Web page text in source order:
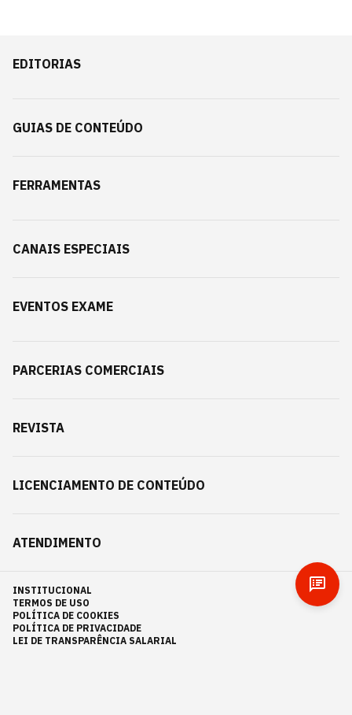
EDITORIAS
GUIAS DE CONTEÚDO
FERRAMENTAS
CANAIS ESPECIAIS
EVENTOS EXAME
PARCERIAS COMERCIAIS
REVISTA
LICENCIAMENTO DE CONTEÚDO
ATENDIMENTO
INSTITUCIONAL
TERMOS DE USO
POLÍTICA DE COOKIES
POLÍTICA DE PRIVACIDADE
LEI DE TRANSPARÊNCIA SALARIAL